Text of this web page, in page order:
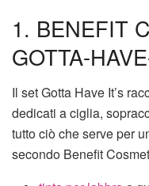
1. BENEFIT
GOTTA-
Il set Gotta Have It’s
dedicati a ciglia,
tutto ciò che serve per
secondo Benefit